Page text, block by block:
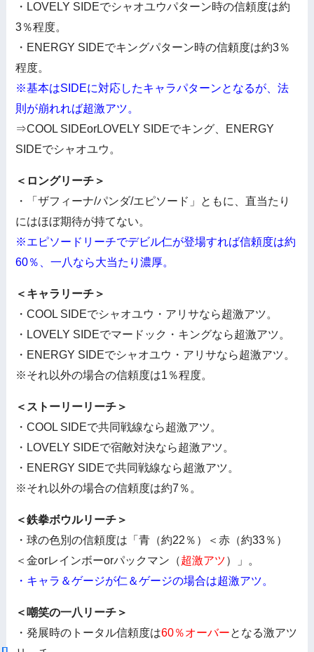
・LOVELY SIDEでシャオユウパターン時の信頼度は約
3％程度。
・ENERGY SIDEでキングパターン時の信頼度は約3％
程度。
※基本はSIDEに対応したキャラパターンとなるが、法
則が崩れれば超激アツ。
⇒COOL SIDEorLOVELY SIDEでキング、ENERGY
SIDEでシャオユウ。
＜ロングリーチ＞
・「ザフィーナ/パンダ/エピソード」ともに、直当たり
にはほぼ期待が持てない。
※エピソードリーチでデビル仁が登場すれば信頼度は約
60％、一八なら大当たり濃厚。
＜キャラリーチ＞
・COOL SIDEでシャオユウ・アリサなら超激アツ。
・LOVELY SIDEでマードック・キングなら超激アツ。
・ENERGY SIDEでシャオユウ・アリサなら超激アツ。
※それ以外の場合の信頼度は1％程度。
＜ストーリーリーチ＞
・COOL SIDEで共同戦線なら超激アツ。
・LOVELY SIDEで宿敵対決なら超激アツ。
・ENERGY SIDEで共同戦線なら超激アツ。
※それ以外の場合の信頼度は約7％。
＜鉄拳ボウルリーチ＞
・球の色別の信頼度は「青（約22％）＜赤（約33％）
＜金orレインボーorパックマン（超激アツ）」。
・キャラ＆ゲージが仁＆ゲージの場合は超激アツ。
＜嘲笑の一八リーチ＞
・発展時のトータル信頼度は60％オーバーとなる激アツ